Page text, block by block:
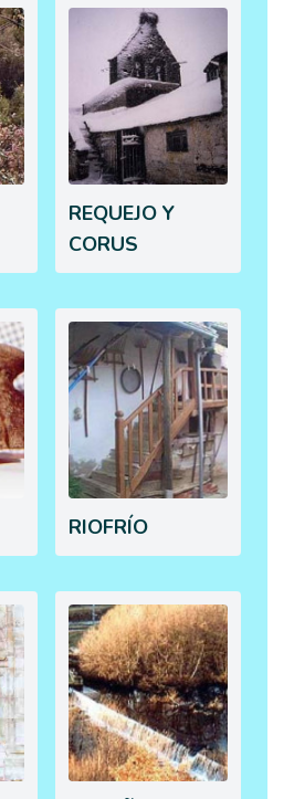
REQUEJO Y
CORUS
RIOFRÍO